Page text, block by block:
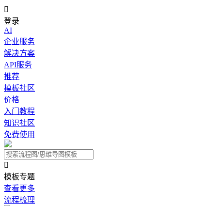

登录
AI
企业服务
解决方案
API服务
推荐
模板社区
价格
入门教程
知识社区
免费使用

模板专题
查看更多
流程梳理